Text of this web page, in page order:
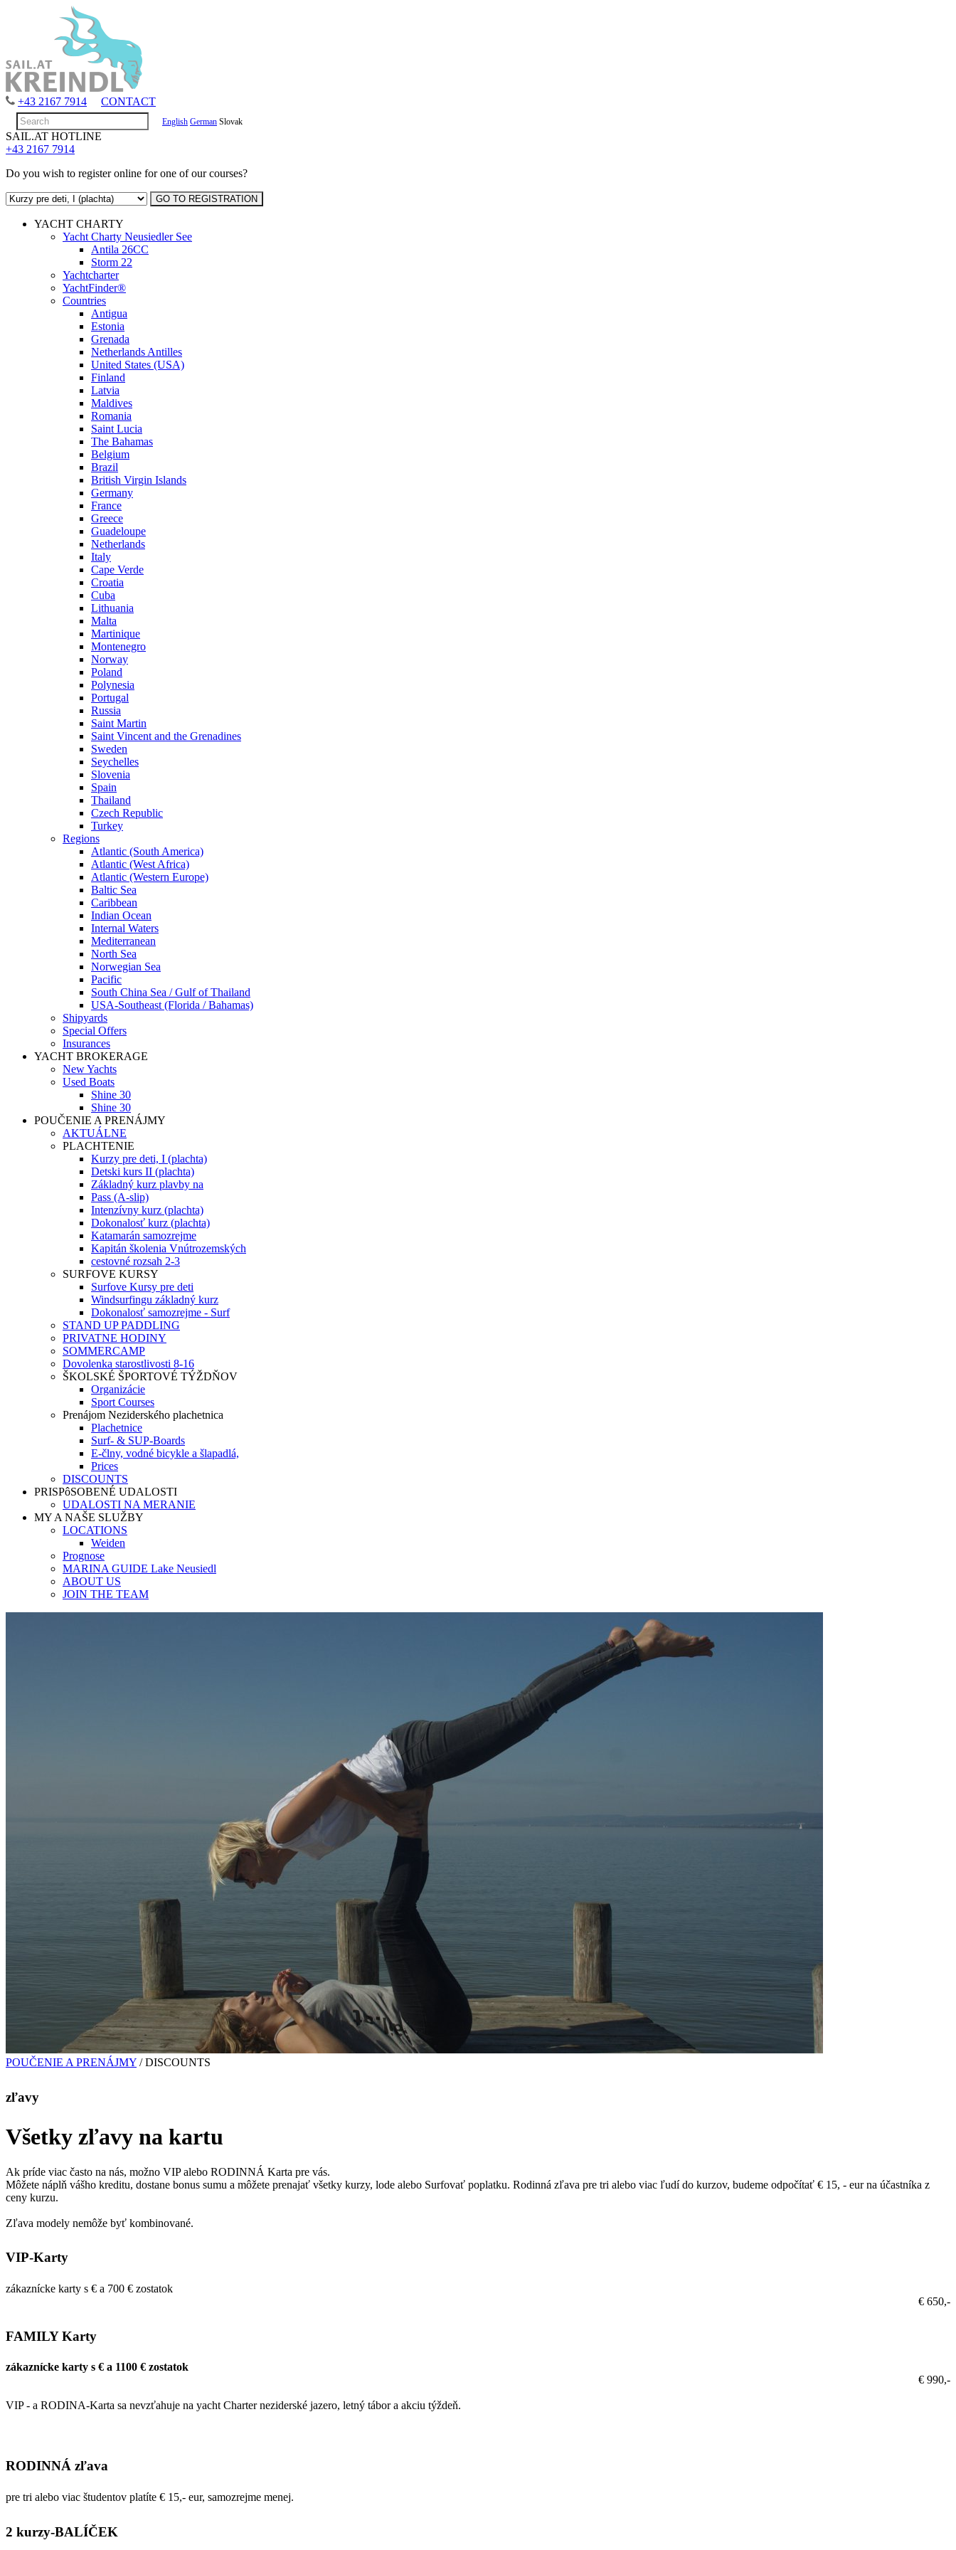
+43 2167 7914 CONTACT
English German Slovak
SAIL.AT HOTLINE
+43 2167 7914
Do you wish to register online for one of our courses?
YACHT CHARTY
Yacht Charty Neusiedler See
Antila 26CC
Storm 22
Yachtcharter
YachtFinder®
Countries
Antigua
Estonia
Grenada
Netherlands Antilles
United States (USA)
Finland
Latvia
Maldives
Romania
Saint Lucia
The Bahamas
Belgium
Brazil
British Virgin Islands
Germany
France
Greece
Guadeloupe
Netherlands
Italy
Cape Verde
Croatia
Cuba
Lithuania
Malta
Martinique
Montenegro
Norway
Poland
Polynesia
Portugal
Russia
Saint Martin
Saint Vincent and the Grenadines
Sweden
Seychelles
Slovenia
Spain
Thailand
Czech Republic
Turkey
Regions
Atlantic (South America)
Atlantic (West Africa)
Atlantic (Western Europe)
Baltic Sea
Caribbean
Indian Ocean
Internal Waters
Mediterranean
North Sea
Norwegian Sea
Pacific
South China Sea / Gulf of Thailand
USA-Southeast (Florida / Bahamas)
Shipyards
Special Offers
Insurances
YACHT BROKERAGE
New Yachts
Used Boats
Shine 30
Shine 30
POUČENIE A PRENÁJMY
AKTUÁLNE
PLACHTENIE
Kurzy pre deti, I (plachta)
Detski kurs II (plachta)
Základný kurz plavby na
Pass (A-slip)
Intenzívny kurz (plachta)
Dokonalosť kurz (plachta)
Katamarán samozrejme
Kapitán školenia Vnútrozemských
cestovné rozsah 2-3
SURFOVE KURSY
Surfove Kursy pre deti
Windsurfingu základný kurz
Dokonalosť samozrejme - Surf
STAND UP PADDLING
PRIVATNE HODINY
SOMMERCAMP
Dovolenka starostlivosti 8-16
ŠKOLSKÉ ŠPORTOVÉ TÝŽDŇOV
Organizácie
Sport Courses
Prenájom Neziderského plachetnica
Plachetnice
Surf- & SUP-Boards
E-člny, vodné bicykle a šlapadlá,
Prices
DISCOUNTS
PRISPôSOBENÉ UDALOSTI
UDALOSTI NA MERANIE
MY A NAŠE SLUŽBY
LOCATIONS
Weiden
Prognose
MARINA GUIDE Lake Neusiedl
ABOUT US
JOIN THE TEAM
POUČENIE A PRENÁJMY /DISCOUNTS
zľavy
Všetky zľavy na kartu
Ak príde viac často na nás, možno VIP alebo RODINNÁ Karta pre vás.
Môžete náplň vášho kreditu, dostane bonus sumu a môžete prenajať všetky kurzy, lode alebo Surfovať poplatku. Rodinná zľava pre tri alebo viac ľudí do kurzov, budeme odpočítať € 15, - eur na účastníka z
ceny kurzu.
Zľava modely nemôže byť kombinované.
VIP-Karty
zákaznícke karty s € a 700 € zostatok
€ 650,-
FAMILY Karty
zákaznícke karty s € a 1100 € zostatok
€ 990,-
VIP - a RODINA-Karta sa nevzťahuje na yacht Charter neziderské jazero, letný tábor a akciu týždeň.
RODINNÁ zľava
pre tri alebo viac študentov platíte € 15,- eur, samozrejme menej.
2 kurzy-BALÍČEK